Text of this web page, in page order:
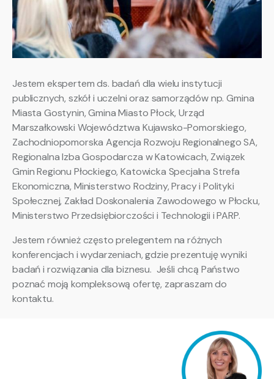
Jestem ekspertem ds. badań dla wielu instytucji
publicznych, szkół i uczelni oraz samorządów np. Gmina
Miasta Gostynin, Gmina Miasto Płock, Urząd
Marszałkowski Województwa Kujawsko-Pomorskiego,
Zachodniopomorska Agencja Rozwoju Regionalnego SA,
Regionalna Izba Gospodarcza w Katowicach, Związek
Gmin Regionu Płockiego, Katowicka Specjalna Strefa
Ekonomiczna, Ministerstwo Rodziny, Pracy i Polityki
Społecznej, Zakład Doskonalenia Zawodowego w Płocku,
Ministerstwo Przedsiębiorczości i Technologii i PARP.
Jestem również często prelegentem na różnych
konferencjach i wydarzeniach, gdzie prezentuję wyniki
badań i rozwiązania dla biznesu. Jeśli chcą Państwo
poznać moją kompleksową ofertę, zapraszam do
kontaktu.